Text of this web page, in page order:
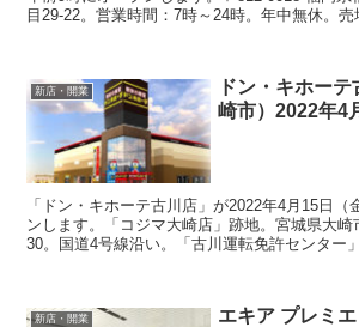
目29-22。営業時間：7時～24時。年中無休。
新店・開業
ドン・キホー
崎市）2022年4
「ドン・キホーテ古川店」が2022年4月15日（
ンします。「コジマ大崎店」跡地。宮城県大崎
30。国道4号線沿い。「古川運転免許センター
前9時～翌午前0時。売場面積：2,446平方メー
新店・開業
エキア プレミ